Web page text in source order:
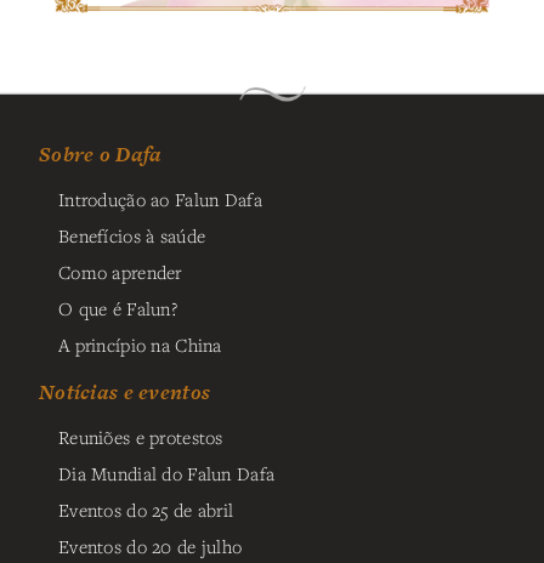
Sobre o Dafa
Introdução ao Falun Dafa
Benefícios à saúde
Como aprender
O que é Falun?
A princípio na China
Notícias e eventos
Reuniões e protestos
Dia Mundial do Falun Dafa
Eventos do 25 de abril
Eventos do 20 de julho